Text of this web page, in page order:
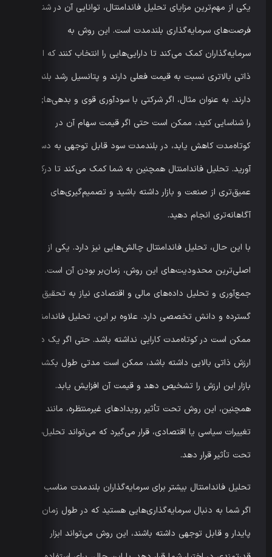
یکی از مهم‌ترین مزایای تحلیل فاندامنتال، توانایی آن در شناسایی
فرصت‌های سرمایه‌گذاری بلندمدت است. این روش به
سرمایه‌گذاران کمک می‌کند تا دارایی‌هایی را انتخاب کنند که ارزش
ذاتی بالاتری نسبت به قیمت فعلی دارند و پتانسیل رشد بلندمدت
دارند. به عنوان مثال، اگر شرکتی با سودآوری قوی و بدهی‌های کم
را شناسایی کنید، ممکن است حتی اگر قیمت سهام آن در
کوتاه‌مدت کاهش یابد، در بلندمدت سود قابل توجهی به دست
آورید. تحلیل فاندامنتال همچنین به شما کمک می‌کند تا درک
عمیق‌تری از صنعت و بازار داشته باشید و تصمیم‌گیری‌های
آگاهانه‌تری انجام دهید.
با این حال، تحلیل فاندامنتال چالش‌هایی نیز دارد. یکی از
اصلی‌ترین محدودیت‌های این روش، زمان‌بر بودن آن است.
جمع‌آوری و تحلیل داده‌های مالی و اقتصادی نیاز به تحقیق
گسترده و دانش تخصصی دارد. علاوه بر این، تحلیل فاندامنتال
ممکن است در کوتاه‌مدت کارایی نداشته باشد. حتی اگر یک دارایی
ارزش ذاتی بالایی داشته باشد، ممکن است مدتی طول بکشد تا
بازار این ارزش را تشخیص دهد و قیمت آن افزایش یابد.
همچنین، این روش تحت تأثیر رویدادهای غیرمنتظره، مانند
تغییرات سیاسی یا اقتصادی، قرار می‌گیرد که می‌تواند تحلیل‌ها را
تحت تأثیر قرار دهد.
تحلیل فاندامنتال بیشتر برای سرمایه‌گذاران بلندمدت مناسب است.
اگر شما به دنبال سرمایه‌گذاری‌هایی هستید که در طول زمان رشد
پایدار و قابل توجهی داشته باشند، این روش می‌تواند ابزار